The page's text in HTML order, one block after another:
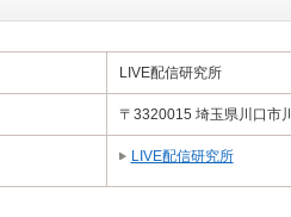
LIVE配信研究所
〒3320015 埼玉県川口市
LIVE配信研究所